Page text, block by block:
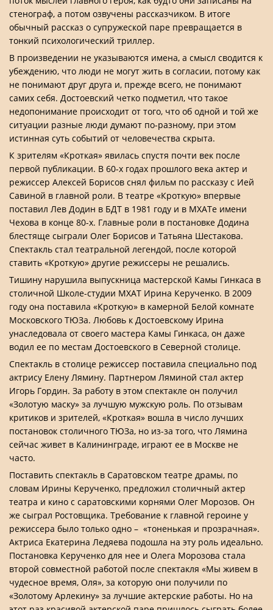
стенограф, а потом озвучены рассказчиком. В итоге
обычный рассказ о супружеской паре превращается в
тонкий психологический триллер.
В произведении не указываются имена, а смысл сводится к
убеждению, что люди не могут жить в согласии, потому как
не понимают друг друга и, прежде всего, не понимают
самих себя. Достоевский четко подметил, что такое
недопонимание происходит от того, что об одной и той же
ситуации разные люди думают по-разному, при этом
истинная суть событий от человечества скрыта.
К зрителям «Кроткая» явилась спустя почти век после
первой публикации. В 60-х годах прошлого века актер и
режиссер Алексей Борисов снял фильм по рассказу с Ией
Савиной в главной роли. В театре «Кроткую» впервые
поставил Лев Додин в БДТ в 1981 году и в МХАТе имени
Чехова в конце 80-х. Главные роли в постановке Додина
блестяще сыграли Олег Борисов и Татьяна Шестакова.
Спектакль стал театральной легендой, после которой
ставить «Кроткую» другие режиссеры не решались.
Тишину нарушила выпускница мастерской Камы Гинкаса в
столичной Школе-студии МХАТ Ирина Керученко. В 2009
году она поставила «Кроткую» в камерной Белой комнате
Московского ТЮЗа. Любовь к Достоевскому Ирина
унаследовала от своего мастера Камы Гинкаса, он даже
водил ее по местам Достоевского в Северной столице.
Спектакль в столице режиссер поставила специально под
актрису Елену Лямину. Партнером Ляминой стал актер
Игорь Гордин. За работу в этом спектакле он получил
«Золотую маску» за лучшую мужскую роль. По отзывам
критиков и зрителей, «Кроткая» вошла в число лучших
постановок столичного ТЮЗа, но из-за того, что Лямина
сейчас живет в Калининграде, играют ее в Москве не
часто.
Поставить спектакль в Саратовском театре драмы, по
словам Ирины Керученко, предложил столичный актер
театра и кино с саратовскими корнями Олег Морозов. Он
же сыграл Ростовщика. Требование к главной героине у
режиссера было только одно – «тоненькая и прозрачная».
Актриса Екатерина Ледяева подошла на эту роль идеально.
Постановка Керученко для нее и Олега Морозова стала
второй совместной работой после спектакля «Мы живем в
чудесное время, Оля», за которую они получили по
«Золотому Арлекину» за лучшие актерские работы. Но на